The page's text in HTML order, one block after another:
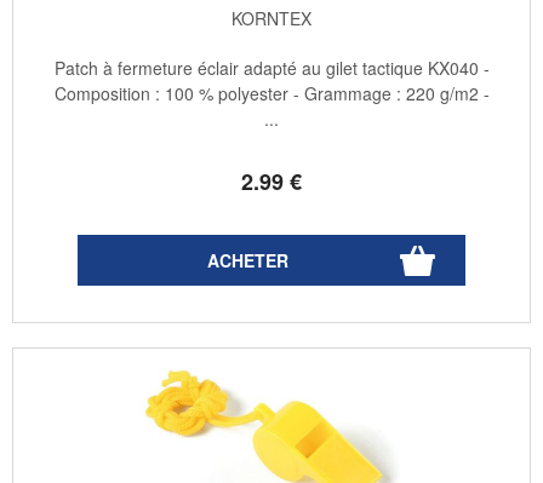
KORNTEX
2.99€
Patch à fermeture éclair adapté au gilet tactique KX040 -
Composition : 100 % polyester - Grammage : 220 g/m2 -
...